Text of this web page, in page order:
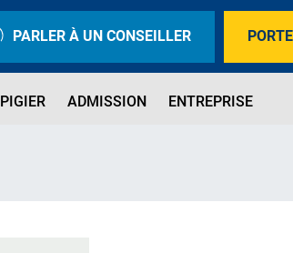
PARLER À UN CONSEILLER
PIGIER ADMISSION ENTREPRISE